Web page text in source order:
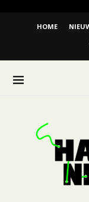
HOME